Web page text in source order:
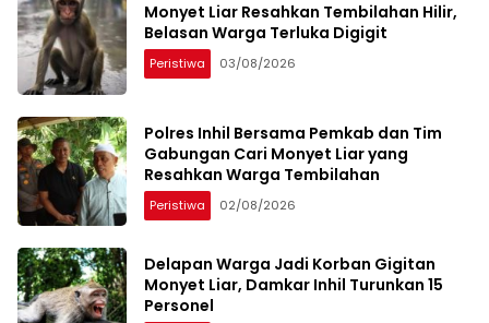
Monyet Liar Resahkan Tembilahan Hilir,
Belasan Warga Terluka Digigit
Peristiwa 03/08/2026
Polres Inhil Bersama Pemkab dan Tim
Gabungan Cari Monyet Liar yang
Resahkan Warga Tembilahan
Peristiwa 02/08/2026
Delapan Warga Jadi Korban Gigitan
Monyet Liar, Damkar Inhil Turunkan 15
Personel